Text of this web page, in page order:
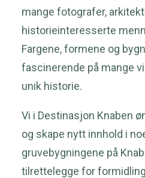
mange fotografer,
historieinteresserte
Fargene, formene og
fascinerende på mange
unik historie.
Vi i Destinasjon Knaben
og skape nytt innhold i
gruvebygningene på
tilrettelegge for